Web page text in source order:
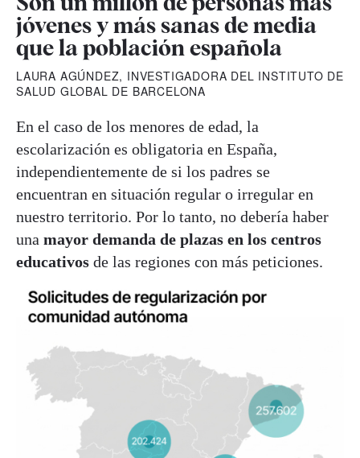
jóvenes y más sanas de media
que la población española
LAURA AGÚNDEZ, INVESTIGADORA DEL INSTITUTO DE
SALUD GLOBAL DE BARCELONA
En el caso de los menores de edad, la
escolarización es obligatoria en España,
independientemente de si los padres se
encuentran en situación regular o irregular en
nuestro territorio. Por lo tanto, no debería haber
una mayor demanda de plazas en los centros
educativos de las regiones con más peticiones.